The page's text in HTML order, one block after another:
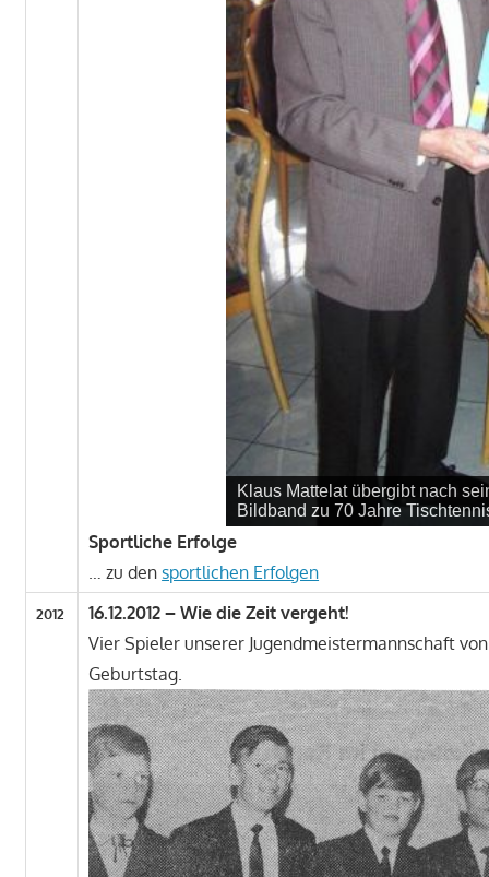
Klaus Mattelat übergibt nach
Bildband zu 70 Jahre
Sportliche Erfolge
… zu densportlichen Erfolgen
2012
16.12.2012 – Wie die Zeit vergeht!
Vier Spieler unserer Jugendmeistermannschaft
Geburtstag.